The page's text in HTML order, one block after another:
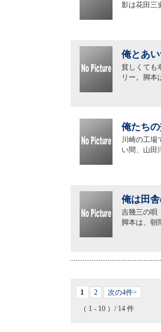
影は花田三
俺とあい
貧しくても
リー。脚本
俺たちの
川崎の工場
い間、山田
俺は田
吉幾三の唄
脚本は、朝
1 2
次の4件>
（ 1 - 10 ）/ 14 件